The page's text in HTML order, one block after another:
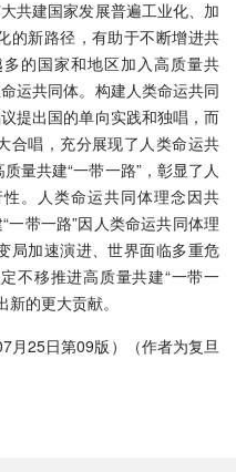
共建国家发展普遍工业化、加
的新路径，有助于不断增进共
的国家和地区加入高质量共
运共同体。构建人类命运共同
提出国的单向实践和独唱，而
合唱，充分展现了人类命运共
量共建“一带一路”，彰显了人
。人类命运共同体理念因共
一带一路”因人类命运共同体理
局加速演进、世界面临多重危
不移推进高质量共建“一带一
的更大贡献。
月25日第09版）（作者为复旦